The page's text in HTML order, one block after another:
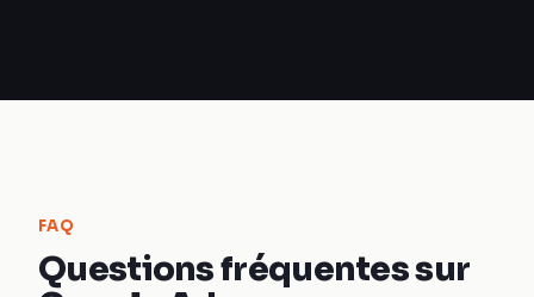
FAQ
Questions fréquentes sur